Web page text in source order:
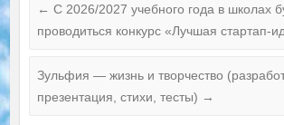
← С 2026/2027 учебного года в школах
проводиться конкурс «Лучшая стартап-
Зульфия — жизнь и творчество
презентация, стихи, тесты) →